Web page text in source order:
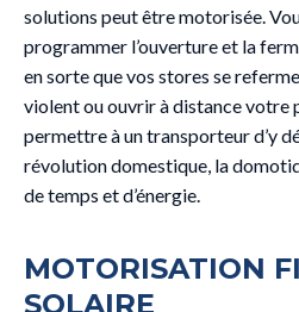
solutions peut être motorisée.
programmer l’ouverture et la
en sorte que vos stores se
violent ou ouvrir à distance votre
permettre à un transporteur d’y
révolution domestique, la
de temps et d’énergie.
MOTORISATION
SOLAIRE